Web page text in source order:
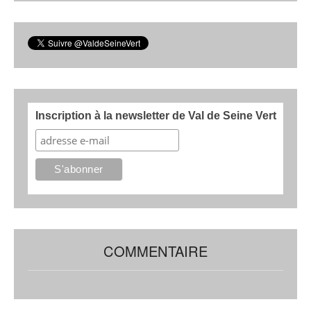
Inscription à la newsletter de Val de Seine Vert
COMMENTAIRE